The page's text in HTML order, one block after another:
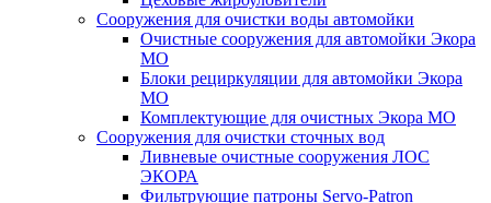
Сооружения для очистки воды автомойки
Очистные сооружения для автомойки Экора
МО
Блоки рециркуляции для автомойки Экора
МО
Комплектующие для очистных Экора МО
Сооружения для очистки сточных вод
Ливневые очистные сооружения ЛОС
ЭКОРА
Фильтрующие патроны Servo-Patron